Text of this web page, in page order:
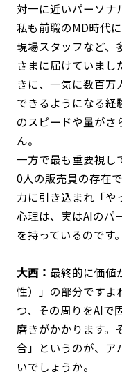
対一に近いパーソナ
私も前職のMD時代
現場スタッフなど、
さまに届けていまし
きに、一気に数百万
できるようになる経
のスピードや量がさ
ん。
一方で最も重要視し
0人の販売員の存在
力に引き込まれ「や
心理は、実はAIのパ
を持っているのです。
大西： 最終的に価値
性）」の部分ですよ
つ、その周りをAIで
磨きがかかります。
合」というのが、ア
いでしょうか。